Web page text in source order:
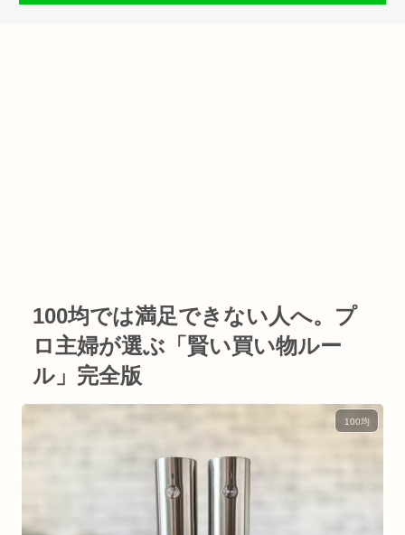
100均では満足できない人へ。プ
ロ主婦が選ぶ「賢い買い物ルー
ル」完全版
100均